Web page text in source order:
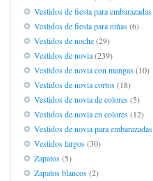
Vestidos de fiesta para embarazadas
Vestidos de fiesta para niñas(6)
Vestidos de noche(29)
Vestidos de novia(239)
Vestidos de novia con mangas(10)
Vestidos de novia cortos(18)
Vestidos de novia de colores(5)
Vestidos de novia en colores(12)
Vestidos de novia para embarazadas
Vestidos largos(30)
Zapatos(5)
Zapatos blancos(2)